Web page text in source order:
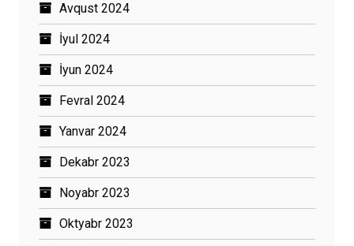
Avqust 2024
İyul 2024
İyun 2024
Fevral 2024
Yanvar 2024
Dekabr 2023
Noyabr 2023
Oktyabr 2023